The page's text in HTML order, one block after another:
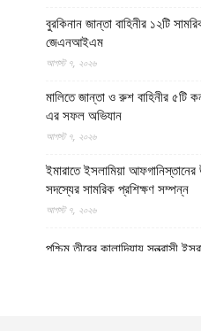
বুরকিনান জান্তা বাহিনীর ১২টি
জেএনআইএম
আগস্ট ৭, ২০২৬
মালিতে জান্তা ও রুশ বাহিনীর
এর সফল অভিযান
আগস্ট ৭, ২০২৬
ইমারাতে ইসলামিয়া
সদস্যের সামরিক প্রশিক্ষণ সম্পন্ন
আগস্ট ৭, ২০২৬
পশ্চিম তীরের কালান্দিয়ায় সন্ত্রাসী